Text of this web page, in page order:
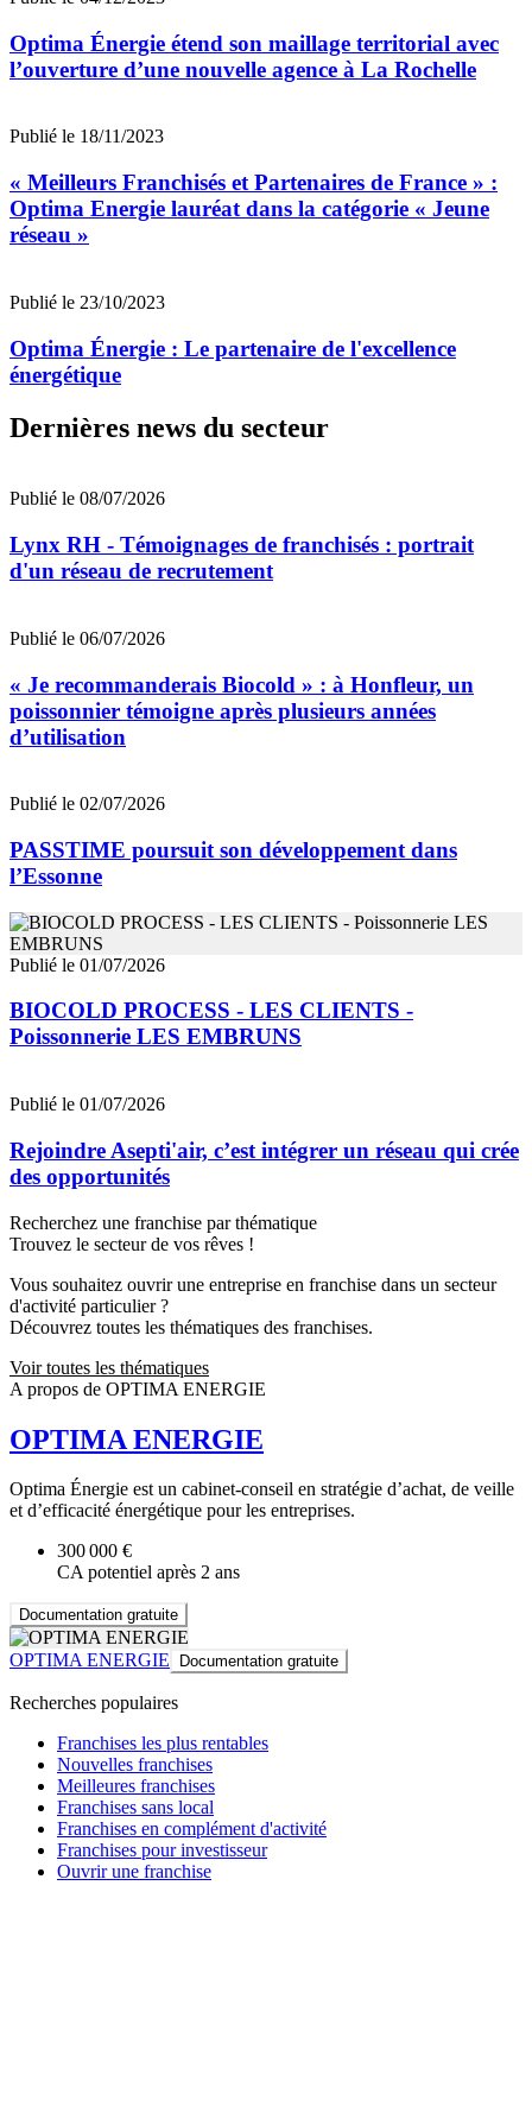
Optima Énergie étend son maillage territorial avec
l’ouverture d’une nouvelle agence à La Rochelle
Publié le 18/11/2023
« Meilleurs Franchisés et Partenaires de France » :
Optima Energie lauréat dans la catégorie « Jeune
réseau »
Publié le 23/10/2023
Optima Énergie : Le partenaire de l'excellence
énergétique
Dernières news du secteur
Publié le 08/07/2026
Lynx RH - Témoignages de franchisés : portrait
d'un réseau de recrutement
Publié le 06/07/2026
« Je recommanderais Biocold » : à Honfleur, un
poissonnier témoigne après plusieurs années
d’utilisation
Publié le 02/07/2026
PASSTIME poursuit son développement dans
l’Essonne
Publié le 01/07/2026
BIOCOLD PROCESS - LES CLIENTS -
Poissonnerie LES EMBRUNS
Publié le 01/07/2026
Rejoindre Asepti'air, c’est intégrer un réseau qui crée
des opportunités
Recherchez une franchise par thématique
Trouvez le secteur de vos rêves !
Vous souhaitez ouvrir une entreprise en franchise dans un secteur
d'activité particulier ?
Découvrez toutes les thématiques des franchises.
Voir toutes les thématiques
A propos de OPTIMA ENERGIE
OPTIMA ENERGIE
Optima Énergie est un cabinet-conseil en stratégie d’achat, de veille
et d’efficacité énergétique pour les entreprises.
300 000 €
CA potentiel après 2 ans
Documentation gratuite
OPTIMA ENERGIE Documentation gratuite
Recherches populaires
Franchises les plus rentables
Nouvelles franchises
Meilleures franchises
Franchises sans local
Franchises en complément d'activité
Franchises pour investisseur
Ouvrir une franchise